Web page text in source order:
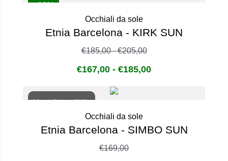
Occhiali da sole
Etnia Barcelona - KIRK SUN
€185,00-€205,00
€167,00 - €185,00
Non disponibile
Occhiali da sole
Etnia Barcelona - SIMBO SUN
€169,00